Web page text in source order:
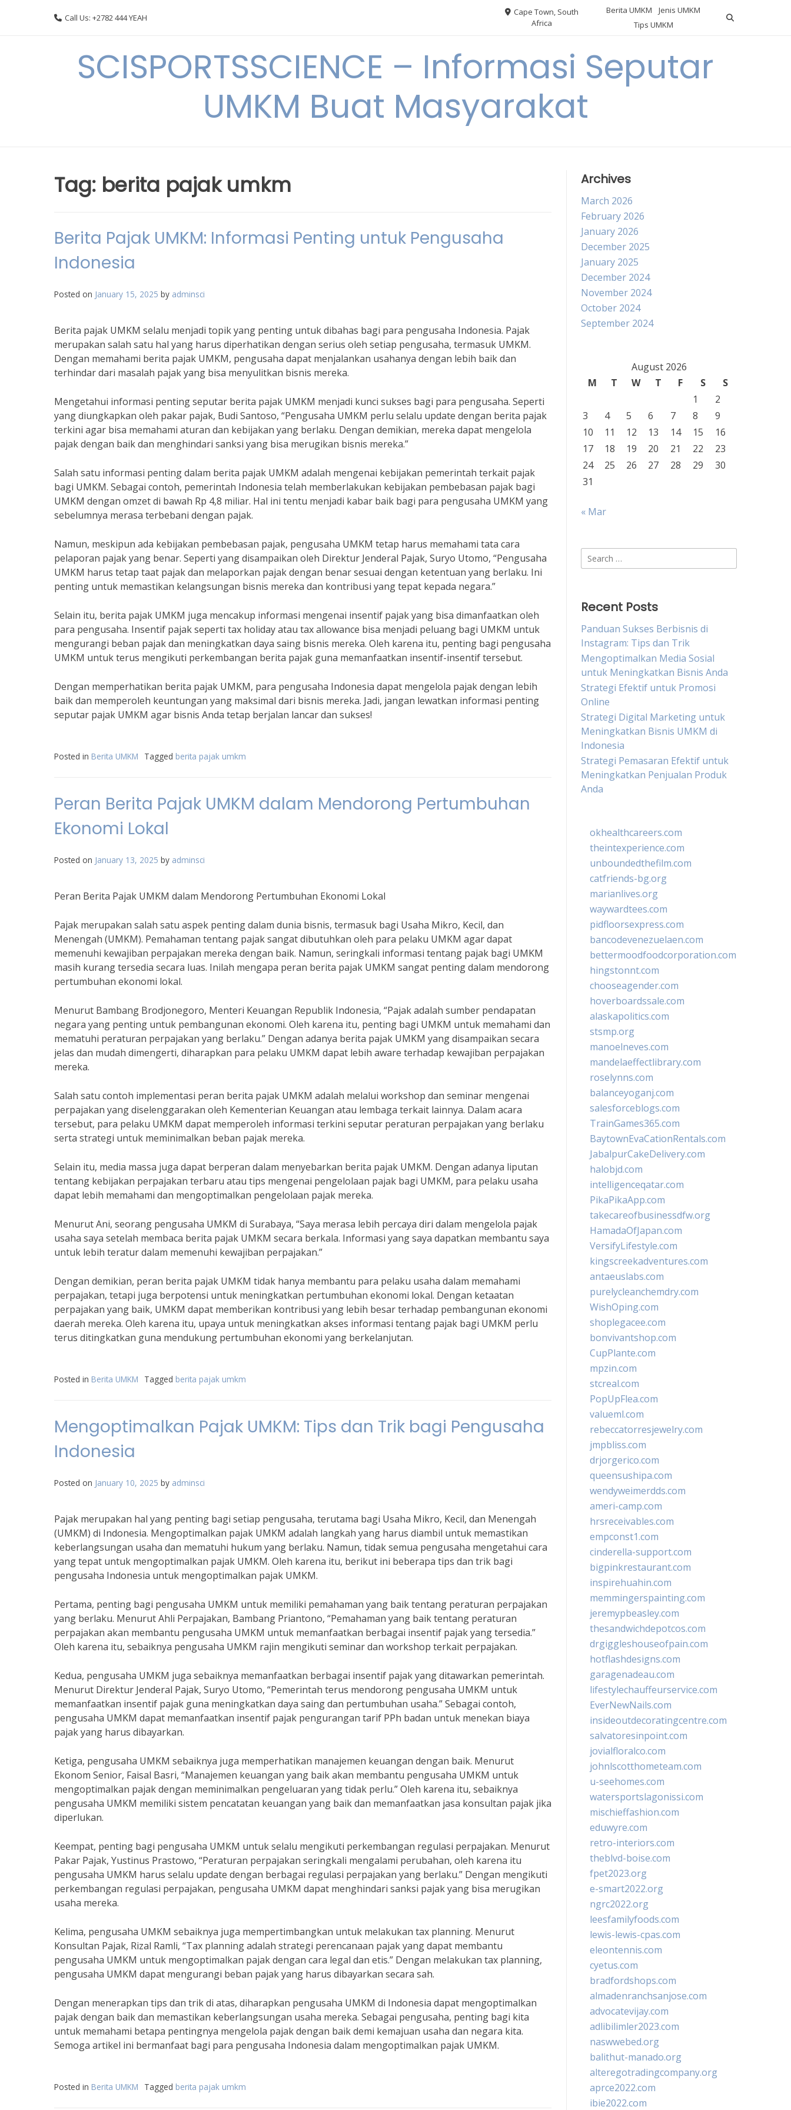
Call Us: +2782 444 YEAH
Cape Town, South
Africa
Berita UMKM
Jenis UMKM
Tips UMKM
SCISPORTSSCIENCE – Informasi Seputar
UMKM Buat Masyarakat
Tag: berita pajak umkm
Berita Pajak UMKM: Informasi Penting untuk Pengusaha
Indonesia
Posted on January 15, 2025 by adminsci
Berita pajak UMKM selalu menjadi topik yang penting untuk dibahas bagi para pengusaha Indonesia. Pajak
merupakan salah satu hal yang harus diperhatikan dengan serius oleh setiap pengusaha, termasuk UMKM.
Dengan memahami berita pajak UMKM, pengusaha dapat menjalankan usahanya dengan lebih baik dan
terhindar dari masalah pajak yang bisa menyulitkan bisnis mereka.
Mengetahui informasi penting seputar berita pajak UMKM menjadi kunci sukses bagi para pengusaha. Seperti
yang diungkapkan oleh pakar pajak, Budi Santoso, “Pengusaha UMKM perlu selalu update dengan berita pajak
terkini agar bisa memahami aturan dan kebijakan yang berlaku. Dengan demikian, mereka dapat mengelola
pajak dengan baik dan menghindari sanksi yang bisa merugikan bisnis mereka.”
Salah satu informasi penting dalam berita pajak UMKM adalah mengenai kebijakan pemerintah terkait pajak
bagi UMKM. Sebagai contoh, pemerintah Indonesia telah memberlakukan kebijakan pembebasan pajak bagi
UMKM dengan omzet di bawah Rp 4,8 miliar. Hal ini tentu menjadi kabar baik bagi para pengusaha UMKM yang
sebelumnya merasa terbebani dengan pajak.
Namun, meskipun ada kebijakan pembebasan pajak, pengusaha UMKM tetap harus memahami tata cara
pelaporan pajak yang benar. Seperti yang disampaikan oleh Direktur Jenderal Pajak, Suryo Utomo, “Pengusaha
UMKM harus tetap taat pajak dan melaporkan pajak dengan benar sesuai dengan ketentuan yang berlaku. Ini
penting untuk memastikan kelangsungan bisnis mereka dan kontribusi yang tepat kepada negara.”
Selain itu, berita pajak UMKM juga mencakup informasi mengenai insentif pajak yang bisa dimanfaatkan oleh
para pengusaha. Insentif pajak seperti tax holiday atau tax allowance bisa menjadi peluang bagi UMKM untuk
mengurangi beban pajak dan meningkatkan daya saing bisnis mereka. Oleh karena itu, penting bagi pengusaha
UMKM untuk terus mengikuti perkembangan berita pajak guna memanfaatkan insentif-insentif tersebut.
Dengan memperhatikan berita pajak UMKM, para pengusaha Indonesia dapat mengelola pajak dengan lebih
baik dan memperoleh keuntungan yang maksimal dari bisnis mereka. Jadi, jangan lewatkan informasi penting
seputar pajak UMKM agar bisnis Anda tetap berjalan lancar dan sukses!
Posted in Berita UMKM Tagged berita pajak umkm
Peran Berita Pajak UMKM dalam Mendorong Pertumbuhan
Ekonomi Lokal
Posted on January 13, 2025 by adminsci
Peran Berita Pajak UMKM dalam Mendorong Pertumbuhan Ekonomi Lokal
Pajak merupakan salah satu aspek penting dalam dunia bisnis, termasuk bagi Usaha Mikro, Kecil, dan
Menengah (UMKM). Pemahaman tentang pajak sangat dibutuhkan oleh para pelaku UMKM agar dapat
memenuhi kewajiban perpajakan mereka dengan baik. Namun, seringkali informasi tentang pajak bagi UMKM
masih kurang tersedia secara luas. Inilah mengapa peran berita pajak UMKM sangat penting dalam mendorong
pertumbuhan ekonomi lokal.
Menurut Bambang Brodjonegoro, Menteri Keuangan Republik Indonesia, “Pajak adalah sumber pendapatan
negara yang penting untuk pembangunan ekonomi. Oleh karena itu, penting bagi UMKM untuk memahami dan
mematuhi peraturan perpajakan yang berlaku.” Dengan adanya berita pajak UMKM yang disampaikan secara
jelas dan mudah dimengerti, diharapkan para pelaku UMKM dapat lebih aware terhadap kewajiban perpajakan
mereka.
Salah satu contoh implementasi peran berita pajak UMKM adalah melalui workshop dan seminar mengenai
perpajakan yang diselenggarakan oleh Kementerian Keuangan atau lembaga terkait lainnya. Dalam acara
tersebut, para pelaku UMKM dapat memperoleh informasi terkini seputar peraturan perpajakan yang berlaku
serta strategi untuk meminimalkan beban pajak mereka.
Selain itu, media massa juga dapat berperan dalam menyebarkan berita pajak UMKM. Dengan adanya liputan
tentang kebijakan perpajakan terbaru atau tips mengenai pengelolaan pajak bagi UMKM, para pelaku usaha
dapat lebih memahami dan mengoptimalkan pengelolaan pajak mereka.
Menurut Ani, seorang pengusaha UMKM di Surabaya, “Saya merasa lebih percaya diri dalam mengelola pajak
usaha saya setelah membaca berita pajak UMKM secara berkala. Informasi yang saya dapatkan membantu saya
untuk lebih teratur dalam memenuhi kewajiban perpajakan.”
Dengan demikian, peran berita pajak UMKM tidak hanya membantu para pelaku usaha dalam memahami
perpajakan, tetapi juga berpotensi untuk meningkatkan pertumbuhan ekonomi lokal. Dengan ketaatan
perpajakan yang baik, UMKM dapat memberikan kontribusi yang lebih besar terhadap pembangunan ekonomi
daerah mereka. Oleh karena itu, upaya untuk meningkatkan akses informasi tentang pajak bagi UMKM perlu
terus ditingkatkan guna mendukung pertumbuhan ekonomi yang berkelanjutan.
Posted in Berita UMKM Tagged berita pajak umkm
Mengoptimalkan Pajak UMKM: Tips dan Trik bagi Pengusaha
Indonesia
Posted on January 10, 2025 by adminsci
Pajak merupakan hal yang penting bagi setiap pengusaha, terutama bagi Usaha Mikro, Kecil, dan Menengah
(UMKM) di Indonesia. Mengoptimalkan pajak UMKM adalah langkah yang harus diambil untuk memastikan
keberlangsungan usaha dan mematuhi hukum yang berlaku. Namun, tidak semua pengusaha mengetahui cara
yang tepat untuk mengoptimalkan pajak UMKM. Oleh karena itu, berikut ini beberapa tips dan trik bagi
pengusaha Indonesia untuk mengoptimalkan pajak UMKM.
Pertama, penting bagi pengusaha UMKM untuk memiliki pemahaman yang baik tentang peraturan perpajakan
yang berlaku. Menurut Ahli Perpajakan, Bambang Priantono, “Pemahaman yang baik tentang peraturan
perpajakan akan membantu pengusaha UMKM untuk memanfaatkan berbagai insentif pajak yang tersedia.”
Oleh karena itu, sebaiknya pengusaha UMKM rajin mengikuti seminar dan workshop terkait perpajakan.
Kedua, pengusaha UMKM juga sebaiknya memanfaatkan berbagai insentif pajak yang ditawarkan pemerintah.
Menurut Direktur Jenderal Pajak, Suryo Utomo, “Pemerintah terus mendorong pengusaha UMKM untuk
memanfaatkan insentif pajak guna meningkatkan daya saing dan pertumbuhan usaha.” Sebagai contoh,
pengusaha UMKM dapat memanfaatkan insentif pajak pengurangan tarif PPh badan untuk menekan biaya
pajak yang harus dibayarkan.
Ketiga, pengusaha UMKM sebaiknya juga memperhatikan manajemen keuangan dengan baik. Menurut
Ekonom Senior, Faisal Basri, “Manajemen keuangan yang baik akan membantu pengusaha UMKM untuk
mengoptimalkan pajak dengan meminimalkan pengeluaran yang tidak perlu.” Oleh karena itu, sebaiknya
pengusaha UMKM memiliki sistem pencatatan keuangan yang baik dan memanfaatkan jasa konsultan pajak jika
diperlukan.
Keempat, penting bagi pengusaha UMKM untuk selalu mengikuti perkembangan regulasi perpajakan. Menurut
Pakar Pajak, Yustinus Prastowo, “Peraturan perpajakan seringkali mengalami perubahan, oleh karena itu
pengusaha UMKM harus selalu update dengan berbagai regulasi perpajakan yang berlaku.” Dengan mengikuti
perkembangan regulasi perpajakan, pengusaha UMKM dapat menghindari sanksi pajak yang bisa merugikan
usaha mereka.
Kelima, pengusaha UMKM sebaiknya juga mempertimbangkan untuk melakukan tax planning. Menurut
Konsultan Pajak, Rizal Ramli, “Tax planning adalah strategi perencanaan pajak yang dapat membantu
pengusaha UMKM untuk mengoptimalkan pajak dengan cara legal dan etis.” Dengan melakukan tax planning,
pengusaha UMKM dapat mengurangi beban pajak yang harus dibayarkan secara sah.
Dengan menerapkan tips dan trik di atas, diharapkan pengusaha UMKM di Indonesia dapat mengoptimalkan
pajak dengan baik dan memastikan keberlangsungan usaha mereka. Sebagai pengusaha, penting bagi kita
untuk memahami betapa pentingnya mengelola pajak dengan baik demi kemajuan usaha dan negara kita.
Semoga artikel ini bermanfaat bagi para pengusaha Indonesia dalam mengoptimalkan pajak UMKM.
Posted in Berita UMKM Tagged berita pajak umkm
Archives
March 2026
February 2026
January 2026
December 2025
January 2025
December 2024
November 2024
October 2024
September 2024
August 2026
M
T W T F S
S
1
2
3
4 5 6 7 8
9
10
11 12 13 14 15
16
17
18 19 20 21 22
23
24
25 26 27 28 29
30
31
« Mar
Search
for:
Recent Posts
Panduan Sukses Berbisnis di
Instagram: Tips dan Trik
Mengoptimalkan Media Sosial
untuk Meningkatkan Bisnis Anda
Strategi Efektif untuk Promosi
Online
Strategi Digital Marketing untuk
Meningkatkan Bisnis UMKM di
Indonesia
Strategi Pemasaran Efektif untuk
Meningkatkan Penjualan Produk
Anda
okhealthcareers.com
theintexperience.com
unboundedthefilm.com
catfriends-bg.org
marianlives.org
waywardtees.com
pidfloorsexpress.com
bancodevenezuelaen.com
bettermoodfoodcorporation.com
hingstonnt.com
chooseagender.com
hoverboardssale.com
alaskapolitics.com
stsmp.org
manoelneves.com
mandelaeffectlibrary.com
roselynns.com
balanceyoganj.com
salesforceblogs.com
TrainGames365.com
BaytownEvaCationRentals.com
JabalpurCakeDelivery.com
halobjd.com
intelligenceqatar.com
PikaPikaApp.com
takecareofbusinessdfw.org
HamadaOfJapan.com
VersifyLifestyle.com
kingscreekadventures.com
antaeuslabs.com
purelycleanchemdry.com
WishOping.com
shoplegacee.com
bonvivantshop.com
CupPlante.com
mpzin.com
stcreal.com
PopUpFlea.com
valueml.com
rebeccatorresjewelry.com
jmpbliss.com
drjorgerico.com
queensushipa.com
wendyweimerdds.com
ameri-camp.com
hrsreceivables.com
empconst1.com
cinderella-support.com
bigpinkrestaurant.com
inspirehuahin.com
memmingerspainting.com
jeremypbeasley.com
thesandwichdepotcos.com
drgiggleshouseofpain.com
hotflashdesigns.com
garagenadeau.com
lifestylechauffeurservice.com
EverNewNails.com
insideoutdecoratingcentre.com
salvatoresinpoint.com
jovialfloralco.com
johnlscotthometeam.com
u-seehomes.com
watersportslagonissi.com
mischieffashion.com
eduwyre.com
retro-interiors.com
theblvd-boise.com
fpet2023.org
e-smart2022.org
ngrc2022.org
leesfamilyfoods.com
lewis-lewis-cpas.com
eleontennis.com
cyetus.com
bradfordshops.com
almadenranchsanjose.com
advocatevijay.com
adlibilimler2023.com
naswwebed.org
balithut-manado.org
alteregotradingcompany.org
aprce2022.com
ibie2022.com